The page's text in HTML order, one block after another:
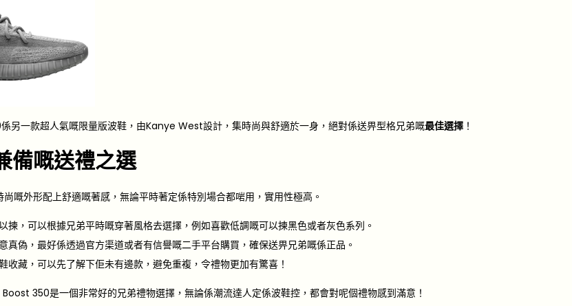
另一款超人氣嘅限量版波鞋，由Kanye West設計，集時尚與舒適於一身，絕對係送畀型格兄弟嘅最佳選擇 ！
備嘅送禮之選
嘅外形配上舒適嘅著感，無論平時著定係特別場合都啱用，實用性極高。
揀，可以根據兄弟平時嘅穿著風格去選擇，例如喜歡低調嘅可以揀黑色或者灰色系列。
真偽，最好係透過官方渠道或者有信譽嘅二手平台購買，確保送畀兄弟嘅係正品。
收藏，可以先了解下佢未有邊款，避免重複，令禮物更加有驚喜！
350是一個非常好的兄弟禮物選擇，無論係潮流達人定係波鞋控，都會對呢個禮物感到滿意！